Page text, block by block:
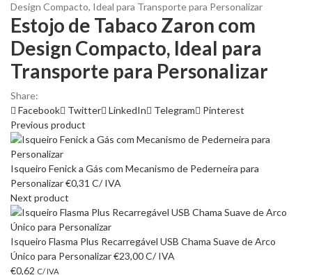
Design Compacto, Ideal para Transporte para Personalizar
Estojo de Tabaco Zaron com
Design Compacto, Ideal para
Transporte para Personalizar
Share:
Facebook
Twitter LinkedIn Telegram
Pinterest
Previous product
Isqueiro Fenick a Gás com Mecanismo de Pederneira para
Personalizar€0,31 C/ IVA
Next product
Isqueiro Flasma Plus Recarregável USB Chama Suave de Arco
Único para Personalizar€23,00C/ IVA
€0,62 C/ IVA